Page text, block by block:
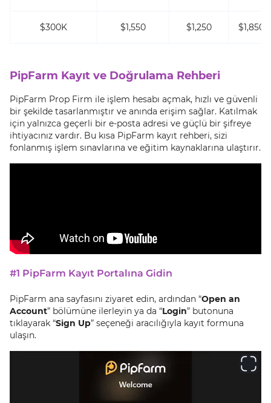
$300K $1,550 $1,250 $1,850
PipFarm Kayıt ve Doğrulama Rehberi
PipFarm Prop Firm ile işlem hesabı açmak, hızlı ve güvenli
bir şekilde tasarlanmıştır ve anında erişim sağlar. Katılmak
için yalnızca geçerli bir e-posta adresi ve güçlü bir şifreye
ihtiyacınız vardır. Bu kısa PipFarm kayıt rehberi, sizi
fonlanmış işlem sınavlarına ve eğitim kaynaklarına ulaştırır.
#1 PipFarm Kayıt Portalına Gidin
PipFarm ana sayfasını ziyaret edin, ardından “Open an
Account” bölümüne ilerleyin ya da “Login” butonuna
tıklayarak “Sign Up” seçeneği aracılığıyla kayıt formuna
ulaşın.